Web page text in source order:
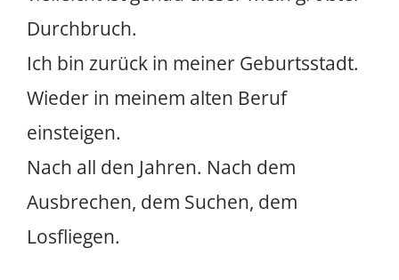
Durchbruch.
Ich bin zurück in meiner Geburtsstadt.
Wieder in meinem alten Beruf
einsteigen.
Nach all den Jahren. Nach dem
Ausbrechen, dem Suchen, dem
Losfliegen.